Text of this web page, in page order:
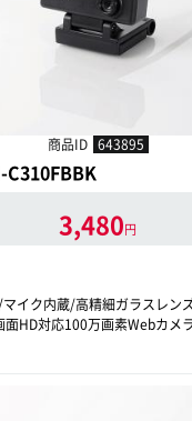
商品ID 643895
C310FBBK
3,480円
イク内蔵/高精細ガラスレン
HD対応100万画素Webカメ